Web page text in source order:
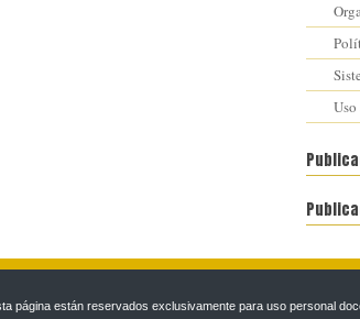
página están reservados exclusivamente para uso personal